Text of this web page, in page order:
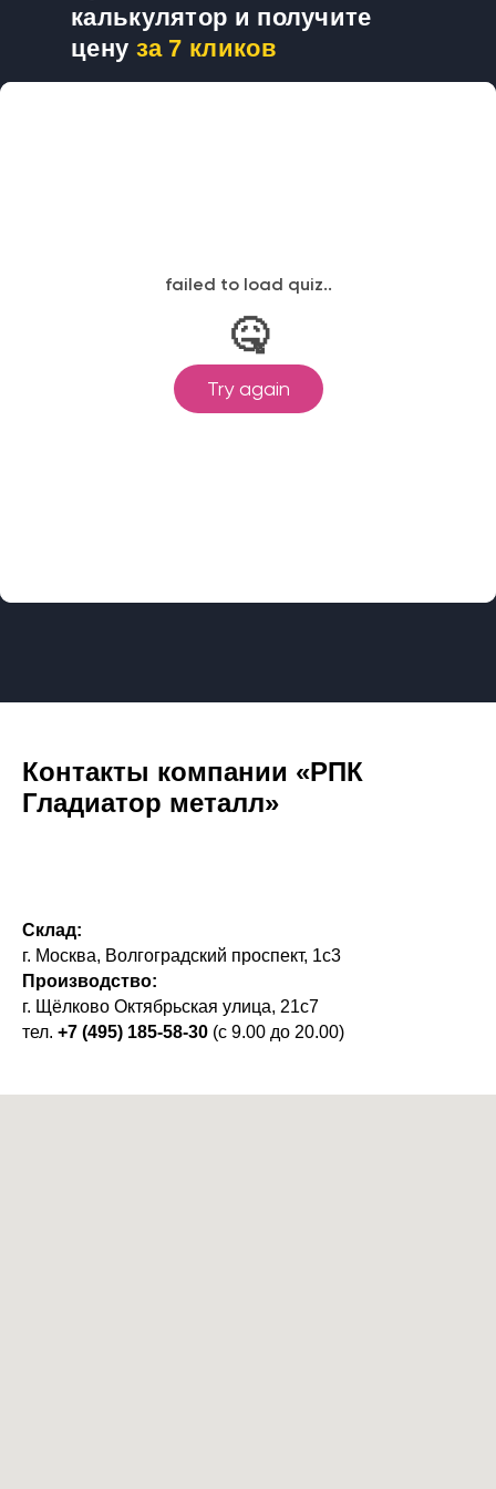
калькулятор и получите
цену за 7 кликов
Контакты компании «РПК
Гладиатор металл»
Склад:
г. Москва, Волгоградский проспект, 1с3
Производство:
г. Щёлково Октябрьская улица, 21с7
тел. +7 (495) 185-58-30 (с 9.00 до 20.00)